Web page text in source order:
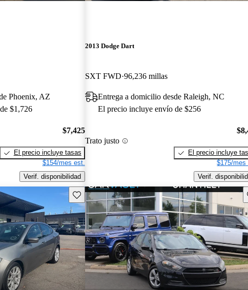
Phoenix, AZ
$1,726
$7,425
El precio incluye tasas
$154/mes est.
Verif. disponibilidad
2013 Dodge Dart
SXT FWD 96,236 millas
Entrega a domicilio desde Raleigh, NC
El precio incluye envío de $256
Trato justo
El precio incluye
$175/mes
Verif.
Guarda este Aviso